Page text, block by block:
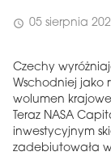
schedule 05 sierpnia
Czechy
Wschodniej jako
wolumen
Teraz NASA
inwestycyjnym
zadebiutowała